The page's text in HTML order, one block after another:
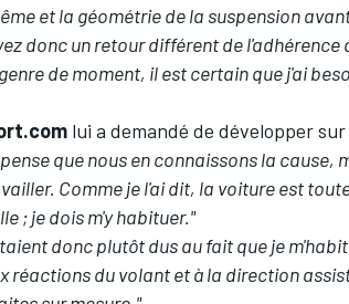
et la géométrie de la suspension
donc un retour différent de
de moment, il est certain que j'ai
lui a demandé de développer
que nous en connaissons la cause,
Comme je l'ai dit, la voiture est
; je dois m'y habituer."
donc plutôt dus au fait que je
réactions du volant et à la direction